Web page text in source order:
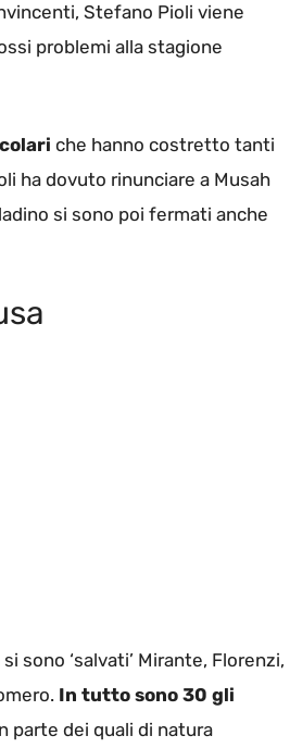
Stefano Pioli viene
problemi alla stagione
che hanno costretto tanti
ha dovuto rinunciare a Musah
si sono poi fermati anche
sono ‘salvati’ Mirante, Florenzi,
In tutto sono 30 gli
parte dei quali di natura